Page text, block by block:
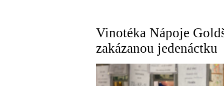
Vinotéka Nápoje
zakázanou jedenáctku